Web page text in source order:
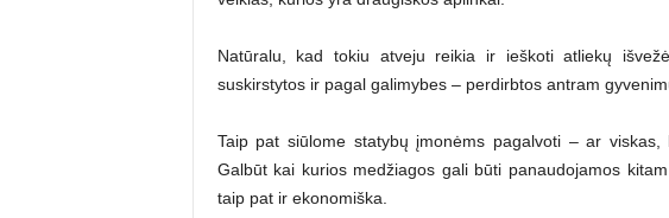
Natūralu, kad tokiu atveju reikia ir ieškoti atliekų
suskirstytos ir pagal galimybes – perdirbtos antram
Taip pat siūlome statybų įmonėms pagalvoti – ar
Galbūt kai kurios medžiagos gali būti panaudojamos
taip pat ir ekonomiška.